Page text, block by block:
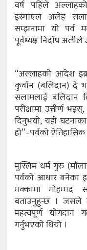
वर्ष पहिले
इस्माएल अलेह
सम्झनामा यो पर्व
पूर्वध्यक्ष निर्दोष
“अल्लाहको आदेश
कुर्वान (बलिदान) दे
सलामलाई
परीक्षामा उत्तीर्ण
दिनुभयो, यही
हो”–पर्वको
मुस्लिम धर्म गुरु
पर्वको आधार बनेका
मक्कामा मोहम्मद
बताउनुहुन्छ । जसले
महत्वपूर्ण योगदान
गर्नुभएको थियो ।